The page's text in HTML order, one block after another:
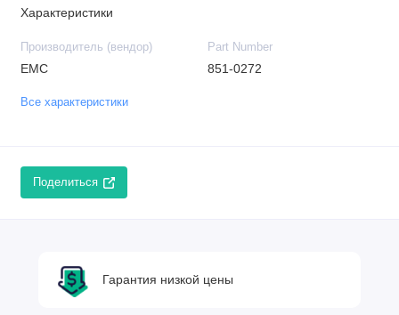
Характеристики
Производитель (вендор)
EMC
Part Number
851-0272
Все характеристики
Поделиться
Гарантия низкой цены